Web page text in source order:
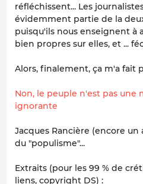
réfléchissent... Les
évidemment partie de la
puisqu'ils nous enseignent à
bien propres sur elles, et ...
Alors, finalement, ça m'a fait
Non, le peuple n'est pas une
ignorante
Jacques Rancière (encore
du "populisme"...
Extraits (pour les 99 % de
liens, copyright DS) :